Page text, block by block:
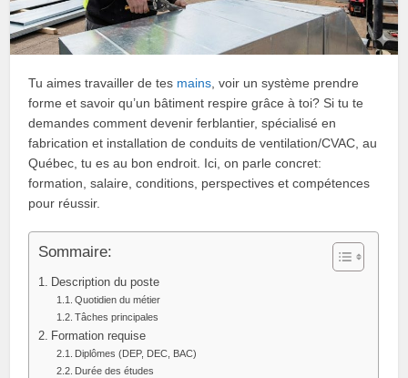
Tu aimes travailler de tes mains , voir un système prendre
forme et savoir qu’un bâtiment respire grâce à toi? Si tu te
demandes comment devenir ferblantier, spécialisé en
fabrication et installation de conduits de ventilation/CVAC, au
Québec, tu es au bon endroit. Ici, on parle concret:
formation, salaire, conditions, perspectives et compétences
pour réussir.
Sommaire:
Description du poste
Quotidien du métier
Tâches principales
Formation requise
Diplômes (DEP, DEC, BAC)
Durée des études